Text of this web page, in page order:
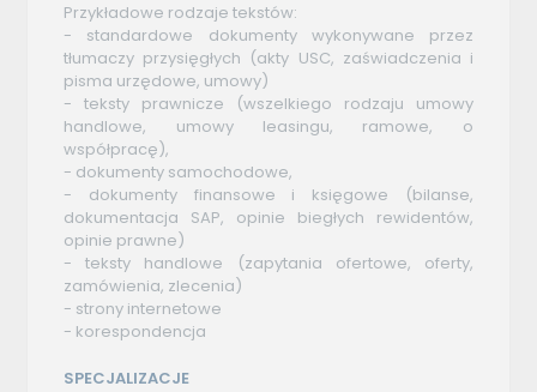
Przykładowe rodzaje tekstów:
- standardowe dokumenty wykonywane przez
tłumaczy przysięgłych (akty USC, zaświadczenia i
pisma urzędowe, umowy)
- teksty prawnicze (wszelkiego rodzaju umowy
handlowe, umowy leasingu, ramowe, o
współpracę),
- dokumenty samochodowe,
- dokumenty finansowe i księgowe (bilanse,
dokumentacja SAP, opinie biegłych rewidentów,
opinie prawne)
- teksty handlowe (zapytania ofertowe, oferty,
zamówienia, zlecenia)
- strony internetowe
- korespondencja
SPECJALIZACJE